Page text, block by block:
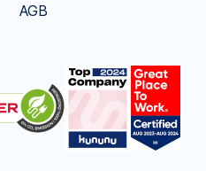
AGB